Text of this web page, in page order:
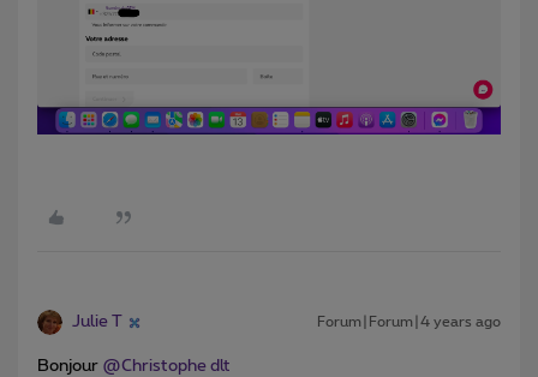
Julie T Forum|Forum|4 years ago
Bonjour @Christophe dlt